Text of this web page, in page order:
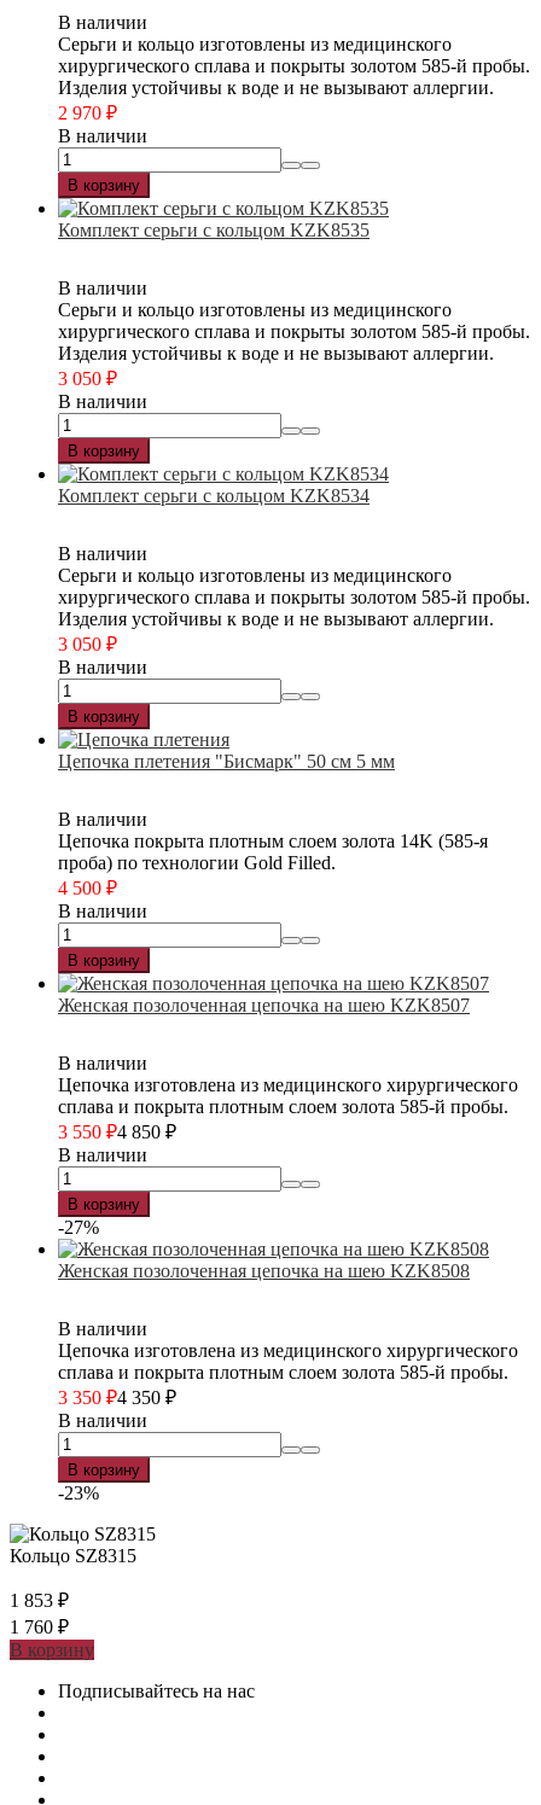
В наличии
Серьги и кольцо изготовлены из медицинского
хирургического сплава и покрыты золотом 585-й пробы.
Изделия устойчивы к воде и не вызывают аллергии.
2 970 ₽
В наличии
В корзину
Комплект серьги с кольцом KZK8535
В наличии
Серьги и кольцо изготовлены из медицинского
хирургического сплава и покрыты золотом 585-й пробы.
Изделия устойчивы к воде и не вызывают аллергии.
3 050 ₽
В наличии
В корзину
Комплект серьги с кольцом KZK8534
В наличии
Серьги и кольцо изготовлены из медицинского
хирургического сплава и покрыты золотом 585-й пробы.
Изделия устойчивы к воде и не вызывают аллергии.
3 050 ₽
В наличии
В корзину
Цепочка плетения "Бисмарк" 50 см 5 мм
В наличии
Цепочка покрыта плотным слоем золота 14K (585-я
проба) по технологии Gold Filled.
4 500 ₽
В наличии
В корзину
Женская позолоченная цепочка на шею KZK8507
В наличии
Цепочка изготовлена из медицинского хирургического
сплава и покрыта плотным слоем золота 585-й пробы.
3 550 ₽4 850 ₽
В наличии
В корзину
-27%
Женская позолоченная цепочка на шею KZK8508
В наличии
Цепочка изготовлена из медицинского хирургического
сплава и покрыта плотным слоем золота 585-й пробы.
3 350 ₽4 350 ₽
В наличии
В корзину
-23%
Кольцо SZ8315
1 853 ₽
1 760 ₽
В корзину
Подписывайтесь на нас